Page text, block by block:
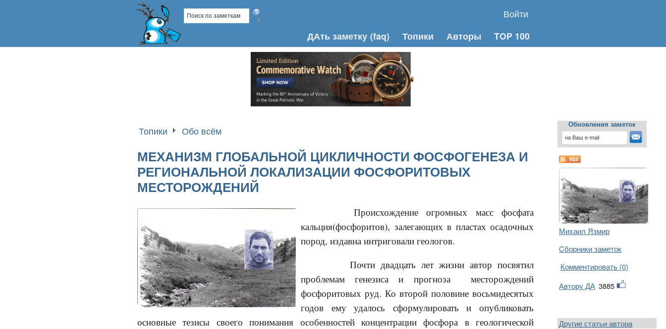
Войти
ДАть заметку (faq) Топики Авторы TOP 100
Топики Обо всём
МЕХАНИЗМ ГЛОБАЛЬНОЙ ЦИКЛИЧНОСТИ ФОСФОГЕНЕЗА И
РЕГИОНАЛЬНОЙ ЛОКАЛИЗАЦИИ ФОСФОРИТОВЫХ
МЕСТОРОЖДЕНИЙ
Происхождение огромных масс фосфата
кальция(фосфоритов), залегающих в пластах осадочных
пород, издавна интриговали геологов.
Почти двадцать лет жизни автор посвятил
проблемам генезиса и прогноза месторождений
фосфоритовых руд. Ко второй половине восьмидесятых
годов ему удалось сформулировать и опубликовать
основные тезисы своего понимания особенностей концентрации фосфора в геологической
Обновления заметок
Михаил Язмир
Cборники заметок
Комментировать (0)
Автору ДА 3885
Другие статьи автора